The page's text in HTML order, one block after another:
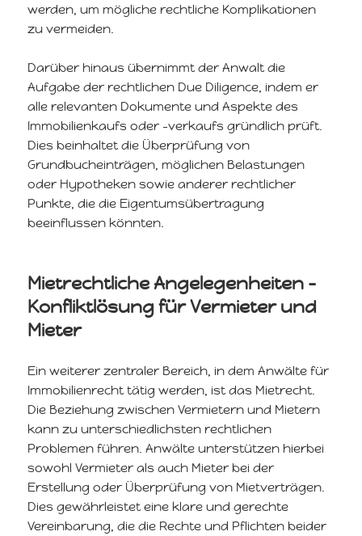
werden, um mögliche rechtliche Komplikationen
zu vermeiden.
Darüber hinaus übernimmt der Anwalt die
Aufgabe der rechtlichen Due Diligence, indem er
alle relevanten Dokumente und Aspekte des
Immobilienkaufs oder -verkaufs gründlich prüft.
Dies beinhaltet die Überprüfung von
Grundbucheinträgen, möglichen Belastungen
oder Hypotheken sowie anderer rechtlicher
Punkte, die die Eigentumsübertragung
beeinflussen könnten.
Mietrechtliche Angelegenheiten –
Konfliktlösung für Vermieter und
Mieter
Ein weiterer zentraler Bereich, in dem Anwälte für
Immobilienrecht tätig werden, ist das Mietrecht.
Die Beziehung zwischen Vermietern und Mietern
kann zu unterschiedlichsten rechtlichen
Problemen führen. Anwälte unterstützen hierbei
sowohl Vermieter als auch Mieter bei der
Erstellung oder Überprüfung von Mietverträgen.
Dies gewährleistet eine klare und gerechte
Vereinbarung, die die Rechte und Pflichten beider